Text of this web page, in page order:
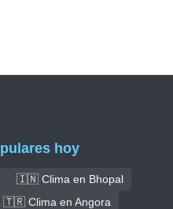
hoy
🇮🇳 Clima en Bhopal
🇹🇷 Clima en Angora